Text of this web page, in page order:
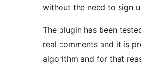
without the need to sign
The plugin has been
real comments and it is
algorithm and for that